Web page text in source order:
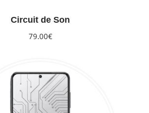
Circuit de Son
79.00€